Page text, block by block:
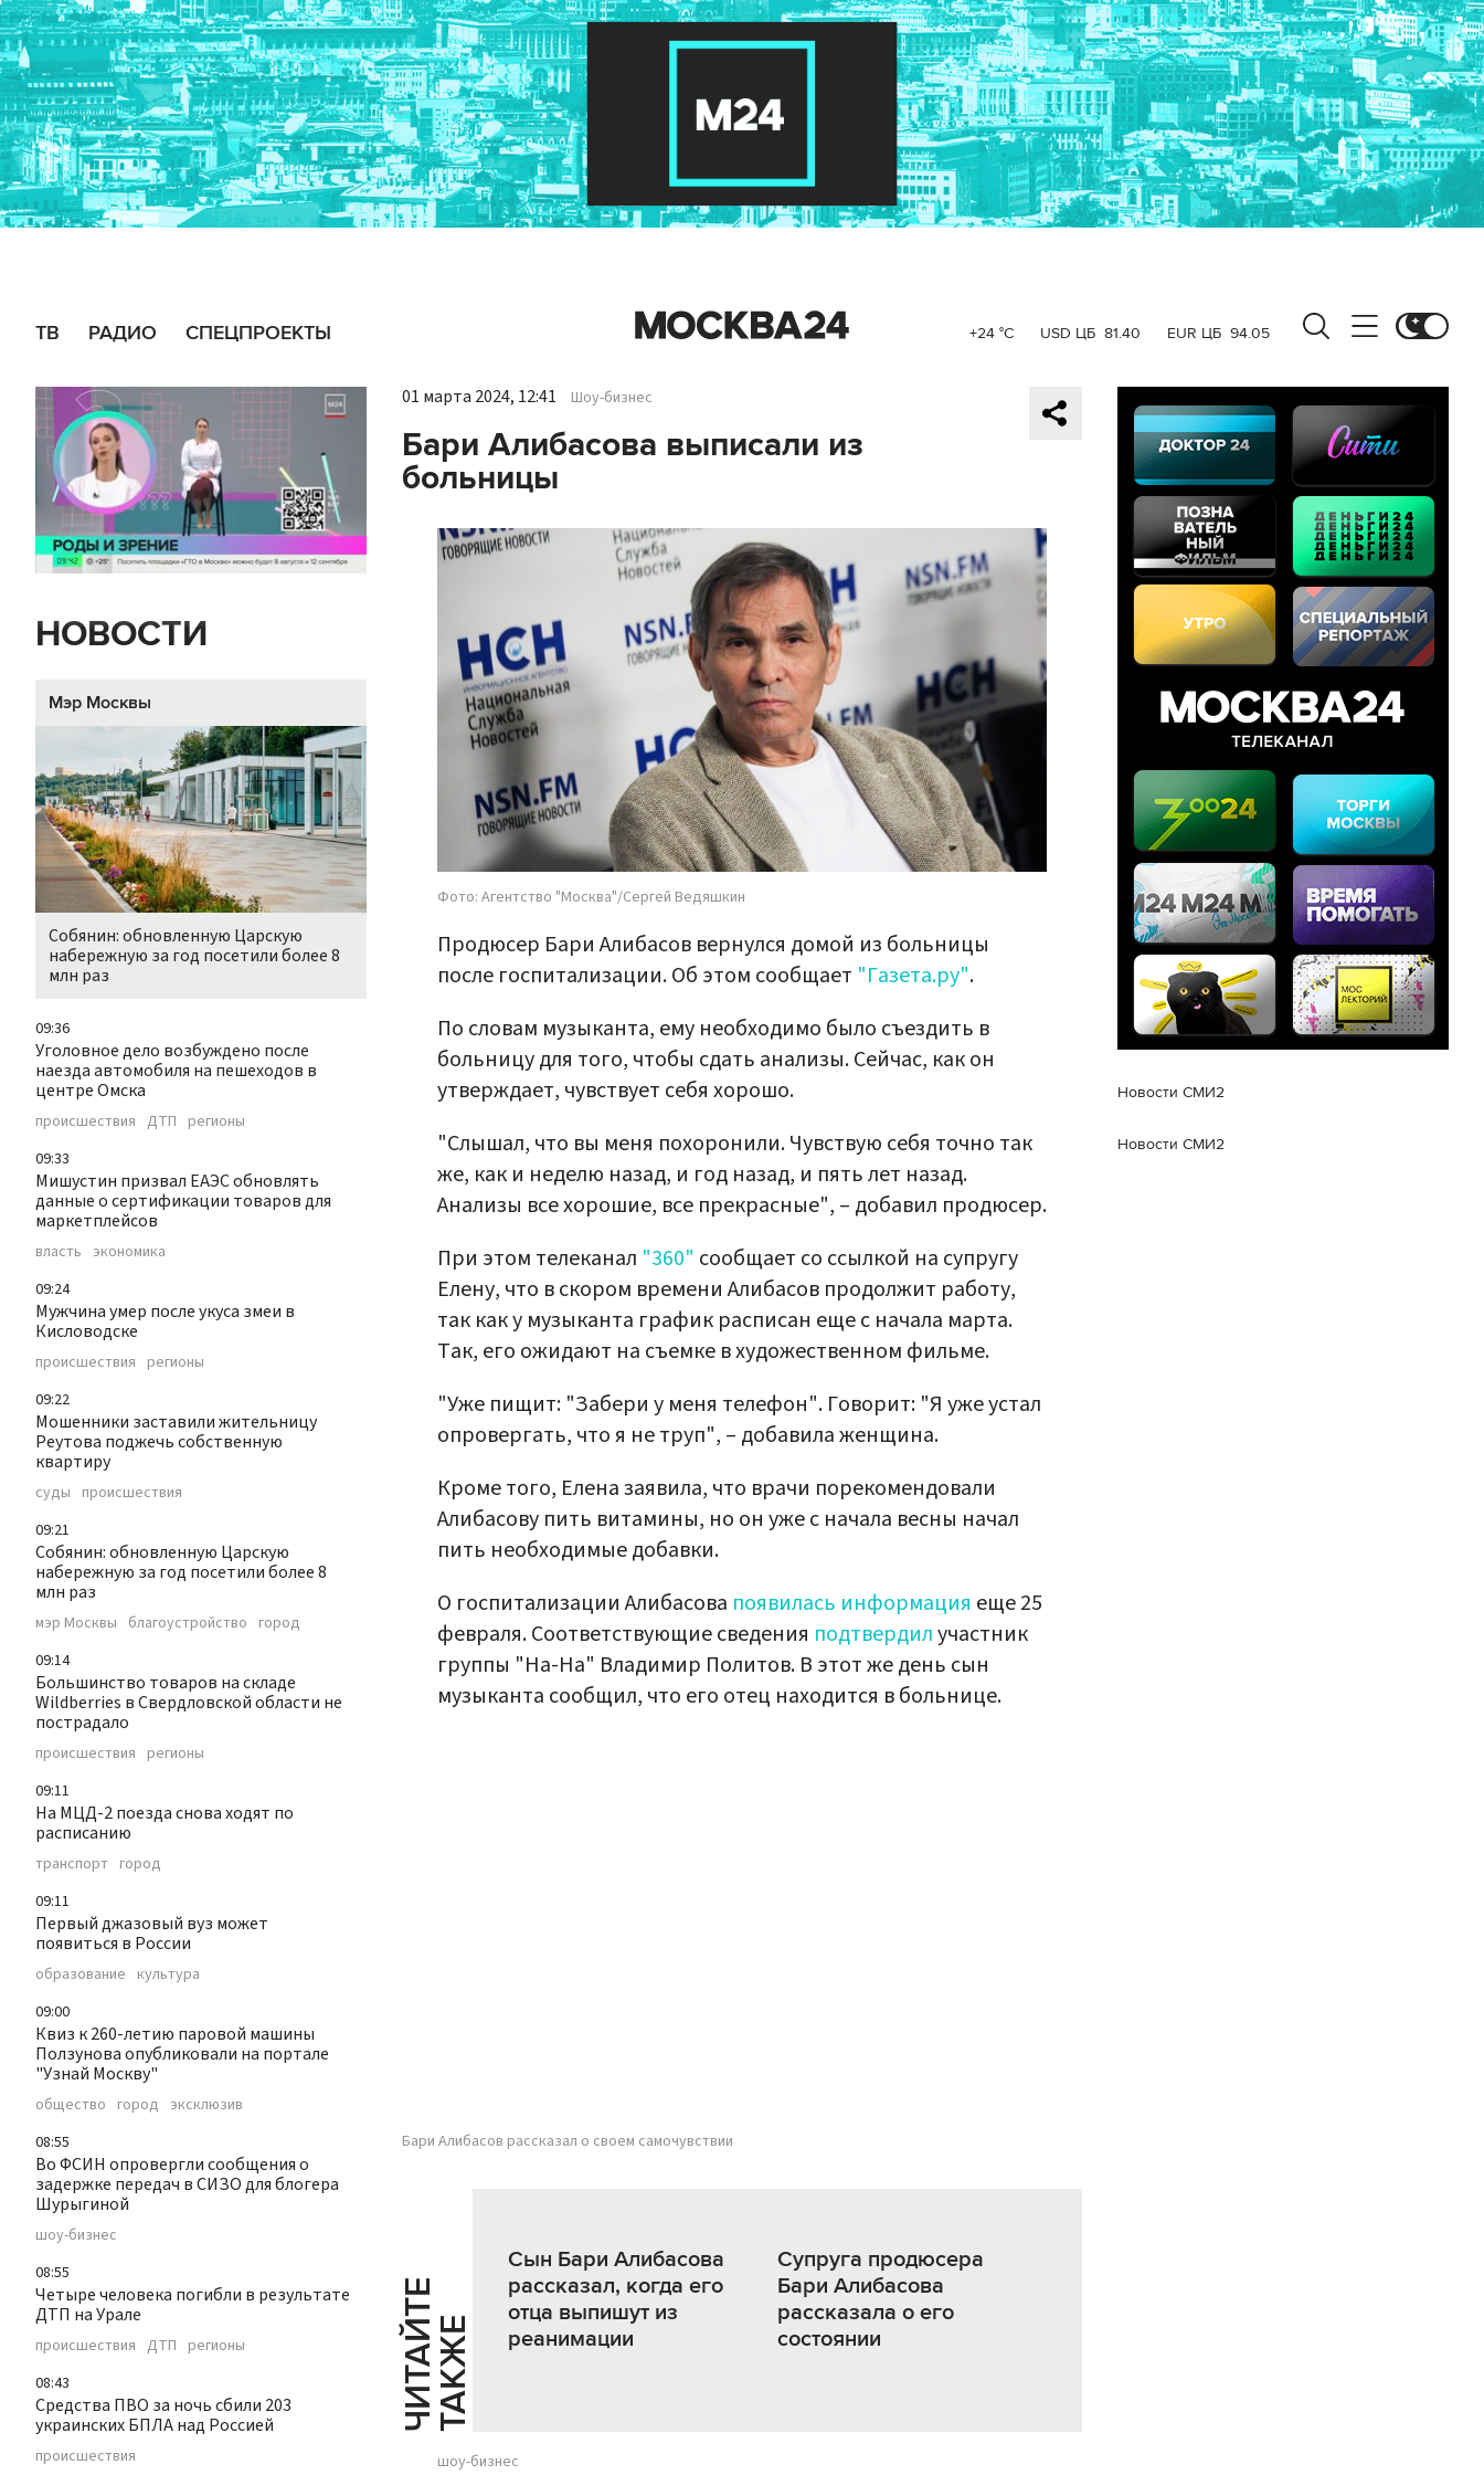
ТВ РАДИО СПЕЦПРОЕКТЫ +24 °C USD ЦБ 81.40 EUR ЦБ 94.05
НОВОСТИ
Мэр Москвы
Собянин: обновленную Царскую
набережную за год посетили более 8
млн раз
09:36
Уголовное дело возбуждено после
наезда автомобиля на пешеходов в
центре Омска
происшествия ДТП регионы
09:33
Мишустин призвал ЕАЭС обновлять
данные о сертификации товаров для
маркетплейсов
власть экономика
09:24
Мужчина умер после укуса змеи в
Кисловодске
происшествия регионы
09:22
Мошенники заставили жительницу
Реутова поджечь собственную
квартиру
суды происшествия
09:21
Собянин: обновленную Царскую
набережную за год посетили более 8
млн раз
мэр Москвы благоустройство город
09:14
Большинство товаров на складе
Wildberries в Свердловской области не
пострадало
происшествия регионы
09:11
На МЦД-2 поезда снова ходят по
расписанию
транспорт город
09:11
Первый джазовый вуз может
появиться в России
образование культура
09:00
Квиз к 260-летию паровой машины
Ползунова опубликовали на портале
"Узнай Москву"
общество город эксклюзив
08:55
Во ФСИН опровергли сообщения о
задержке передач в СИЗО для блогера
Шурыгиной
шоу-бизнес
08:55
Четыре человека погибли в результате
ДТП на Урале
происшествия ДТП регионы
08:43
Средства ПВО за ночь сбили 203
украинских БПЛА над Россией
происшествия
01 марта 2024, 12:41 Шоу-бизнес
Бари Алибасова выписали из
больницы
Фото: Агентство "Москва"/Сергей Ведяшкин
Продюсер Бари Алибасов вернулся домой из больницы
после госпитализации. Об этом сообщает "Газета.ру".
По словам музыканта, ему необходимо было съездить в
больницу для того, чтобы сдать анализы. Сейчас, как он
утверждает, чувствует себя хорошо.
"Слышал, что вы меня похоронили. Чувствую себя точно так
же, как и неделю назад, и год назад, и пять лет назад.
Анализы все хорошие, все прекрасные", – добавил продюсер.
При этом телеканал "360" сообщает со ссылкой на супругу
Елену, что в скором времени Алибасов продолжит работу,
так как у музыканта график расписан еще с начала марта.
Так, его ожидают на съемке в художественном фильме.
"Уже пищит: "Забери у меня телефон". Говорит: "Я уже устал
опровергать, что я не труп", – добавила женщина.
Кроме того, Елена заявила, что врачи порекомендовали
Алибасову пить витамины, но он уже с начала весны начал
пить необходимые добавки.
О госпитализации Алибасова появилась информация еще 25
февраля. Соответствующие сведения подтвердилучастник
группы "На-На" Владимир Политов. В этот же день сын
музыканта сообщил, что его отец находится в больнице.
Бари Алибасов рассказал о своем самочувствии
Ч
И
Т
АЙ
Т
Е
Т
А
К
ЖЕ
Сын Бари Алибасова
рассказал, когда его
отца выпишут из
реанимации
Супруга продюсера
Бари Алибасова
рассказала о его
состоянии
шоу-бизнес
Новости СМИ2
Новости СМИ2